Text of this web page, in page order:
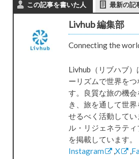
この記事を書いた人 最新の記
Livhub 編集部
Connecting the
Livhub（リブハブ
ーリズムで世界を
す。良質な旅の機
き、旅を通して世
せるべく活動して
ル・リジェネラテ
を掲載しています。
Instagram
,X ,